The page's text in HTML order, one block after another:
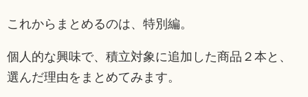
これからまとめるのは、特別編。
個人的な興味で、積立対象に追加した商品２本と、
選んだ理由をまとめてみます。